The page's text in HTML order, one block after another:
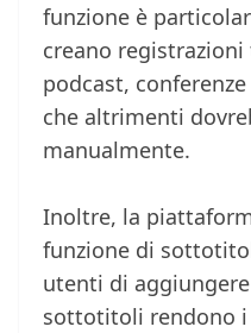
funzione è
creano
podcast,
che altrimenti
manualmente.
Inoltre, la
funzione di
utenti di
sottotitoli rendono i